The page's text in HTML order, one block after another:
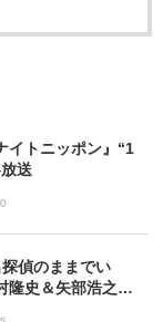
イトニッポン』“1
送
偵のままでい
隆史＆矢部浩之の